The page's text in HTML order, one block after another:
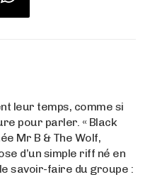
leur temps, comme si
pour parler. « Black
Mr B & The Wolf,
d’un simple riff né en
savoir-faire du groupe :